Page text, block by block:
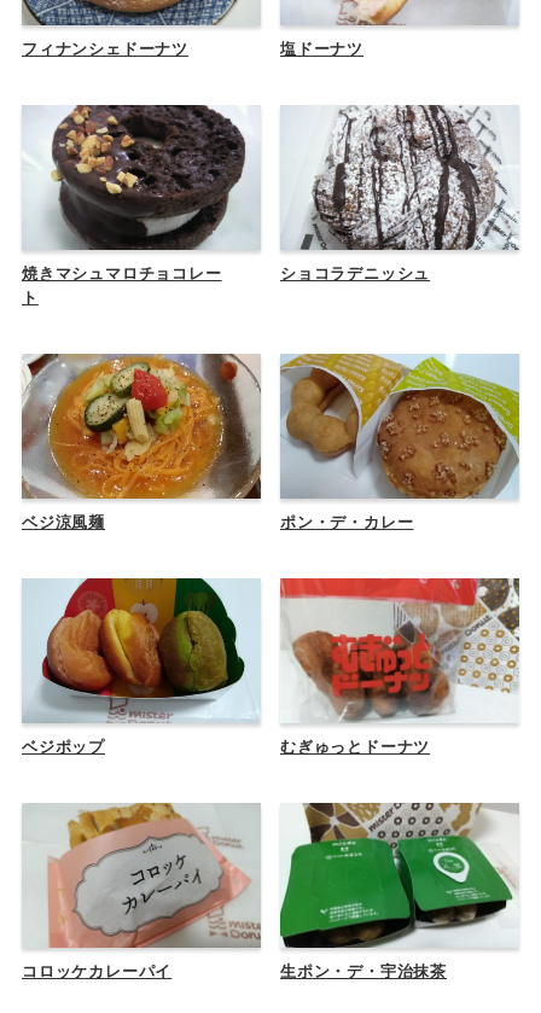
フィナンシェドーナツ 塩ドーナツ
焼きマシュマロチョコレー
ト
ショコラデニッシュ
ベジ涼風麺 ポン・デ・カレー
ベジポップ むぎゅっとドーナツ
コロッケカレーパイ 生ポン・デ・宇治抹茶